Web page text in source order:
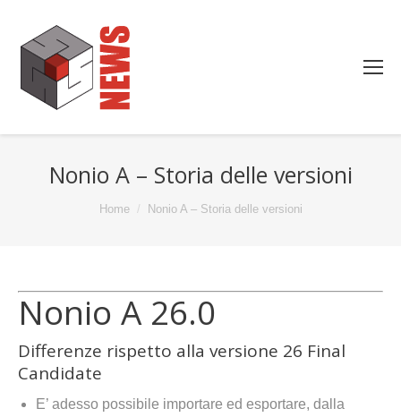
Nonio A – Storia delle versioni
You are here:Home Nonio A – Storia delle versioni
Nonio A 26.0
Differenze rispetto alla versione 26 Final
Candidate
E’ adesso possibile importare ed esportare, dalla